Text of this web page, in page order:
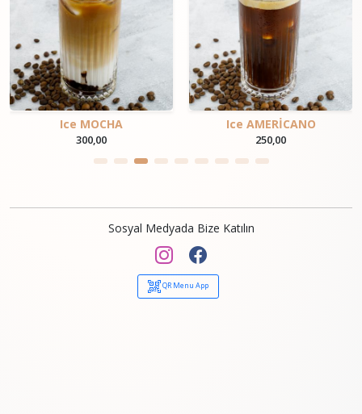
Ice MOCHA
300,00
Ice AMERİCANO
250,00
Sosyal Medyada Bize Katılın
QR Menu App